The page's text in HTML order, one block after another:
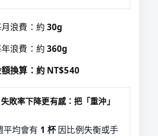
浪費：約 30g
浪費：約 360g
換算：約 NT$540
敗率下降更有感：把「重沖」
平均會有 1 杯因比例失衡或手